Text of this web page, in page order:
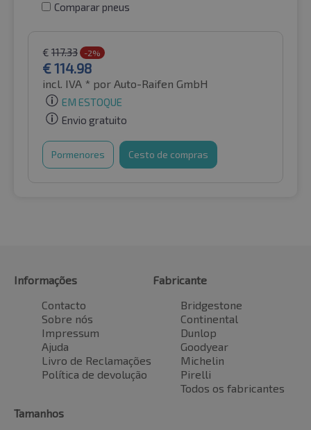
Comparar pneus
€ 117.33 -2%
€114.98
incl. IVA * por Auto-Raifen GmbH
EM ESTOQUE
Envio gratuito
Pormenores Cesto de compras
Informações
Contacto
Sobre nós
Impressum
Ajuda
Livro de Reclamações
Política de devolução
Fabricante
Bridgestone
Continental
Dunlop
Goodyear
Michelin
Pirelli
Todos os fabricantes
Tamanhos